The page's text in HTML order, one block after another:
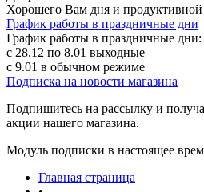
Хорошего Вам дня и
График работы в праздничные дни
График работы в праздничные дни:
с 28.12 по 8.01 выходные
с 9.01 в обычном режиме
Подписка на новости магазина
Подпишитесь на рассылку и
акции нашего магазина.
Модуль подписки в настоящее
Главная страница